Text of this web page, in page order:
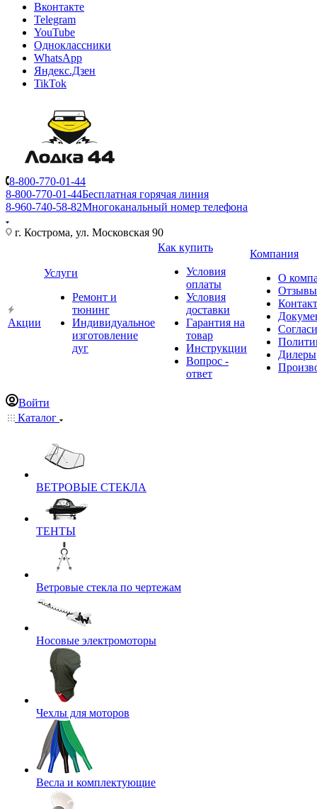
Вконтакте
Telegram
YouTube
Одноклассники
WhatsApp
Яндекс.Дзен
TikTok
8-800-770-01-44
8-800-770-01-44Бесплатная горячая линия
8-960-740-58-82Многоканальный номер телефона
г. Кострома, ул. Московская 90
Акции
Услуги
Ремонт и
тюнинг
Индивидуальное
изготовление
дуг
Как купить
Условия
оплаты
Условия
доставки
Гарантия на
товар
Инструкции
Вопрос -
ответ
Компания
О
Отзывы
Дилеры
Войти
Каталог
ВЕТРОВЫЕ СТЕКЛА
ТЕНТЫ
Ветровые стекла по чертежам
Носовые электромоторы
Чехлы для моторов
Весла и комплектующие